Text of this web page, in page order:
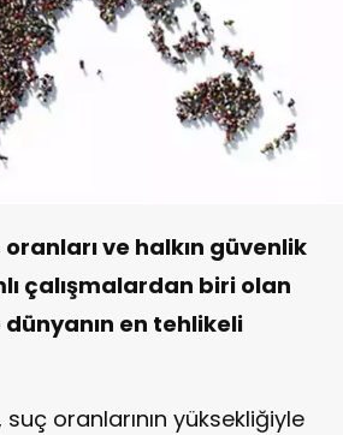
ve halkın güvenlik
çalışmalardan biri olan
en tehlikeli
oranlarının yüksekliğiyle